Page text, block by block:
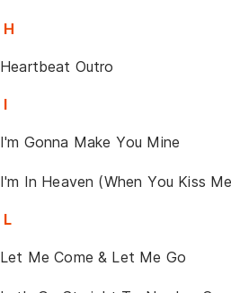
H
Heartbeat Outro
I
I'm Gonna Make You Mine
I'm In Heaven (When You Kiss
L
Let Me Come & Let Me Go